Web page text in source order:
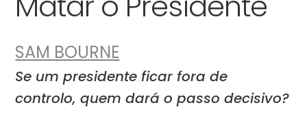
SAM BOURNE
Se um presidente ficar fora de
controlo, quem dará o passo decisivo?